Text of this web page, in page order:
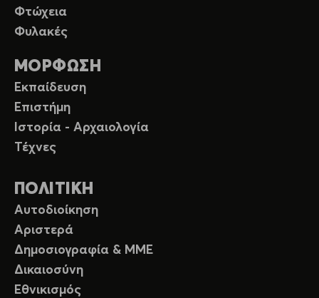
Φτώχεια
Φυλακές
ΜΟΡΦΩΣΗ
Εκπαίδευση
Επιστήμη
Ιστορία - Αρχαιολογία
Τέχνες
ΠΟΛΙΤΙΚΗ
Αυτοδιοίκηση
Αριστερά
Δημοσιογραφία & ΜΜΕ
Δικαιοσύνη
Εθνικισμός